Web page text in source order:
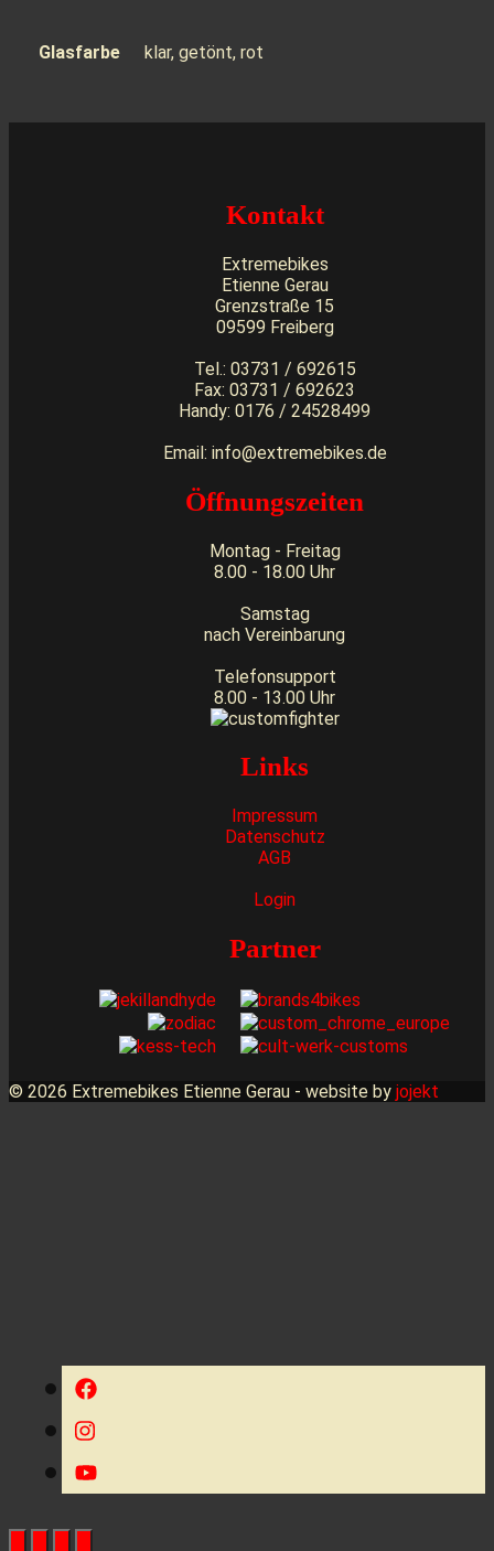
Glasfarbe klar, getönt, rot
Kontakt
Extremebikes
Etienne Gerau
Grenzstraße 15
09599 Freiberg
Tel.: 03731 / 692615
Fax: 03731 / 692623
Handy: 0176 / 24528499
Email: info@extremebikes.de
Öffnungszeiten
Montag - Freitag
8.00 - 18.00 Uhr
Samstag
nach Vereinbarung
Telefonsupport
8.00 - 13.00 Uhr
Links
Impressum
Datenschutz
AGB
Login
Partner
© 2026 Extremebikes Etienne Gerau - website by jojekt